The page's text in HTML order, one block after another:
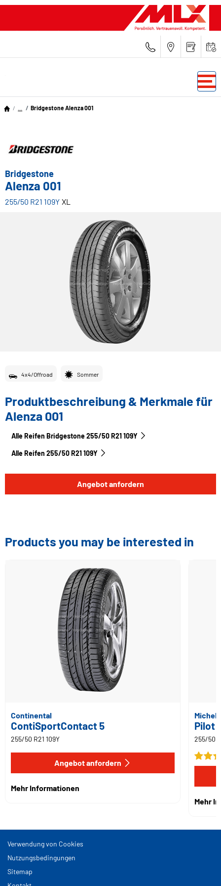
Bridgestone Alenza 001
Bridgestone
Alenza 001
255/50 R21 109Y XL
4x4/Offroad Sommer
Produktbeschreibung & Merkmale für
Alenza 001
Alle Reifen Bridgestone 255/50 R21 109Y
Alle Reifen‎ 255/50 R21 109Y
Angebot anfordern
Products you may be interested in
Continental
ContiSportContact 5
255/50 R21 109Y
Angebot anfordern
Mehr Informationen
Pilot
255/50
Mehr
Verwendung von Cookies
Nutzungsbedingungen
Sitemap